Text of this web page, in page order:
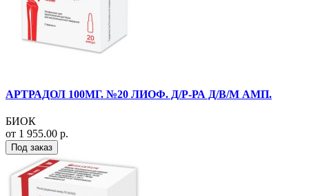
АРТРАДОЛ 100МГ. №20 ЛИОФ. Д/Р-РА Д/В/М АМП.
БИОК
от 1 955.00 р.
Под заказ